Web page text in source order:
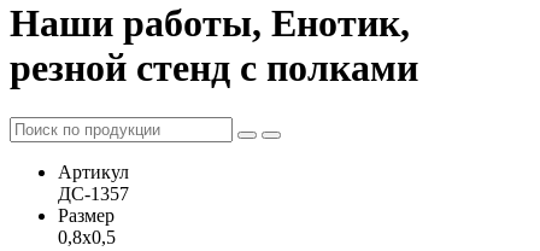
Наши работы, Енотик,
резной стенд с полками
Артикул
ДС-1357
Размер
0,8x0,5